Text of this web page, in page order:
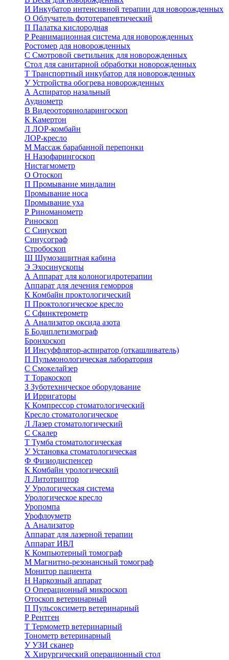
И Инкубатор интенсивной терапии для новорожденных
О Облучатель фототерапевтический
П Палатка кислородная
Р Реанимационная система для новорожденных
Ростомер для новорожденных
С Смотровой светильник для новорожденных
Стол для санитарной обработки новорожденных
Т Транспортный инкубатор для новорожденных
УУстройства обогрева новорожденных
А Аспиратор назальный
Аудиометр
В Видеооториноларингоскоп
К Камертон
Л ЛОР-комбайн
ЛОР-кресло
М Массаж барабанной перепонки
Н Назофарингоскоп
Нистагмометр
О Отоскоп
П Промывание миндалин
Промывание носа
Промывание уха
Р Риноманометр
Риноскоп
С Синускоп
Синусограф
Стробоскоп
Ш Шумозащитная кабина
Э Эхосинускопы
А Аппарат для колоногидротерапии
Аппарат для лечения геморроя
К Комбайн проктологический
П Проктологическое кресло
С Сфинктерометр
А Анализатор оксида азота
Б Бодиплетизмограф
Бронхоскоп
И Инсуффлятор-аспиратор (откашливатель)
П Пульмонологическая лаборатория
С Смокелайзер
Т Торакоскоп
З Зуботехническое оборудование
И Ирригаторы
К Компрессор стоматологический
Кресло стоматологическое
Л Лазер стоматологический
С Скалер
Т Тумба стоматологическая
УУстановка стоматологическая
Ф Физиодиспенсер
К Комбайн урологический
Л Литотриптор
УУрологическая система
Урологическое кресло
Уропомпа
Урофлоуметр
А Анализатор
Аппарат для лазерной терапии
Аппарат ИВЛ
К Компьютерный томограф
М Магнитно-резонансный томограф
Монитор пациента
Н Наркозный аппарат
О Операционный микроскоп
Отоскоп ветеринарный
П Пульсоксиметр ветеринарный
Р Рентген
Т Термометр ветеринарный
Тонометр ветеринарный
УУЗИ сканер
Х Хирургический операционный стол